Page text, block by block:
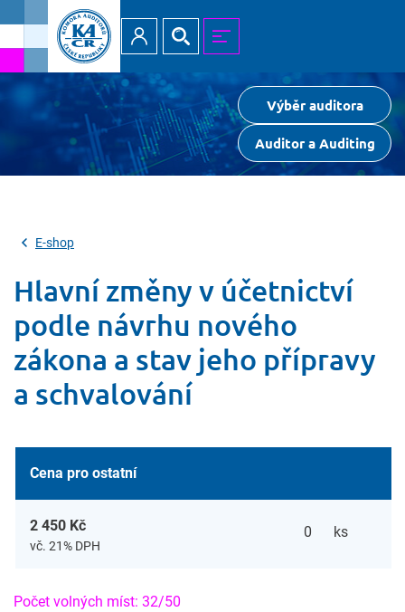
Přihlásit
Výběr auditora
Auditor a Auditing
E-shop
Hlavní změny v účetnictví
podle návrhu nového
zákona a stav jeho přípravy
a schvalování
Cena pro ostatní
2 450 Kč
vč. 21% DPH
ks
Počet volných míst: 32/50